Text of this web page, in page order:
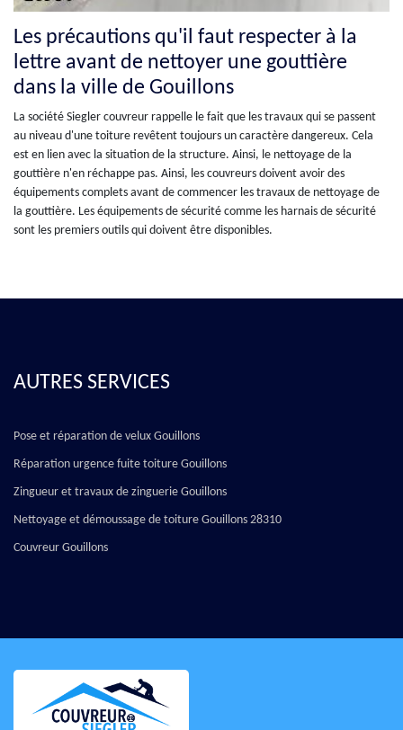
Les précautions qu'il faut respecter à la
lettre avant de nettoyer une gouttière
dans la ville de Gouillons
La société Siegler couvreur rappelle le fait que les travaux qui se passent
au niveau d'une toiture revêtent toujours un caractère dangereux. Cela
est en lien avec la situation de la structure. Ainsi, le nettoyage de la
gouttière n'en réchappe pas. Ainsi, les couvreurs doivent avoir des
équipements complets avant de commencer les travaux de nettoyage de
la gouttière. Les équipements de sécurité comme les harnais de sécurité
sont les premiers outils qui doivent être disponibles.
AUTRES SERVICES
Pose et réparation de velux Gouillons
Réparation urgence fuite toiture Gouillons
Zingueur et travaux de zinguerie Gouillons
Nettoyage et démoussage de toiture Gouillons 28310
Couvreur Gouillons